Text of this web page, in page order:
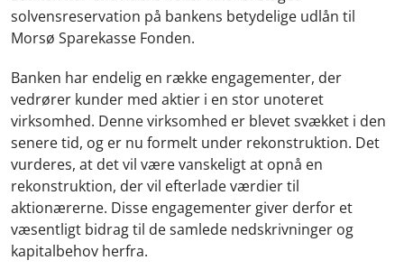
solvensreservation på bankens betydelige udlån til
Morsø Sparekasse Fonden.
Banken har endelig en række engagementer, der
vedrører kunder med aktier i en stor unoteret
virksomhed. Denne virksomhed er blevet svækket i den
senere tid, og er nu formelt under rekonstruktion. Det
vurderes, at det vil være vanskeligt at opnå en
rekonstruktion, der vil efterlade værdier til
aktionærerne. Disse engagementer giver derfor et
væsentligt bidrag til de samlede nedskrivninger og
kapitalbehov herfra.